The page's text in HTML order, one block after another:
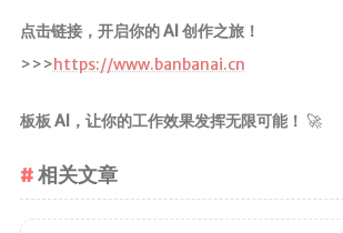
点击链接，开启你的 AI 创作之旅！
>>>https://www.banbanai.cn
板板 AI，让你的工作效果发挥无限可能！ 🚀
相关文章